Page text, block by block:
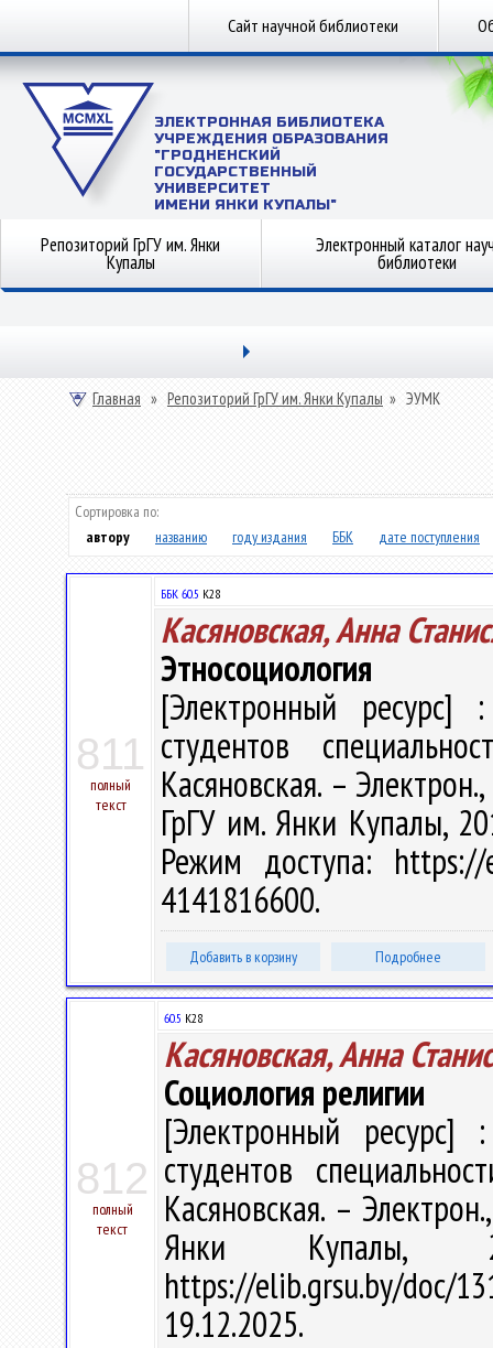
Сайт научной библиотеки
ЭЛЕКТРОННАЯ БИБЛИОТЕКА
УЧРЕЖДЕНИЯ ОБРАЗОВАНИЯ
"ГРОДНЕНСКИЙ
ГОСУДАРСТВЕННЫЙ
УНИВЕРСИТЕТ
ИМЕНИ ЯНКИ КУПАЛЫ"
Репозиторий ГрГУ им. Янки
Купалы
Электронный каталог
библиотеки
Главная » Репозиторий ГрГУ им. Янки Купалы » ЭУМК
Сортировка по:
автору
названию году издания ББК дате поступления
811
полный
текст
ББК 60.5 К28
Касяновская, Анна
Этносоциология
[Электронный ресурс]
студентов
Касяновская. –
ГрГУ им. Янки Купалы,
Режим доступа:
4141816600.
Добавить в корзину Подробнее
812
полный
текст
60.5 К28
Касяновская, Анна
Социология религии
[Электронный ресурс]
студентов
Касяновская. –
Янки Купалы,
https://elib.grsu.by/doc/
19.12.2025.